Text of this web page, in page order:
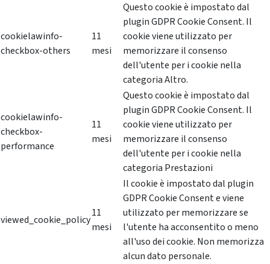
cookielawinfo-
checkbox-others
11
mesi
Questo cookie è impostato dal
plugin GDPR Cookie Consent. Il
cookie viene utilizzato per
memorizzare il consenso
dell'utente per i cookie nella
categoria Altro.
cookielawinfo-
checkbox-
performance
11
mesi
Questo cookie è impostato dal
plugin GDPR Cookie Consent. Il
cookie viene utilizzato per
memorizzare il consenso
dell'utente per i cookie nella
categoria Prestazioni
viewed_cookie_policy
11
mesi
Il cookie è impostato dal plugin
GDPR Cookie Consent e viene
utilizzato per memorizzare se
l'utente ha acconsentito o meno
all'uso dei cookie. Non memorizza
alcun dato personale.